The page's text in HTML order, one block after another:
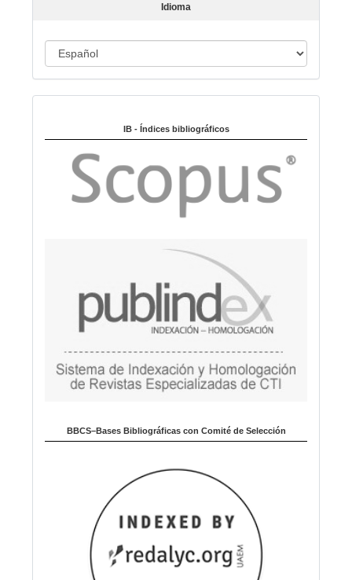
o
Idioma
d
m
IB - Índices bibliográficos
BBCS–Bases Bibliográficas con Comité de Selección